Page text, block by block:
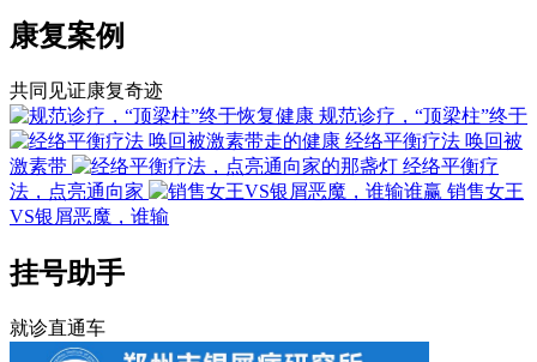
康复案例
共同见证康复奇迹
规范诊疗，“顶梁柱”终于
经络平衡疗法 唤回被
激素带
经络平衡疗
法，点亮通向家
销售女王
VS银屑恶魔，谁输
挂号助手
就诊直通车